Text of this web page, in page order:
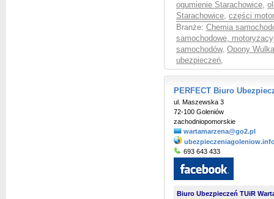
ogumienie Starachowice,
Starachowice, części
Branże: Chemia
samochodowe,
samochodów, Opony
ubezpieczeń,
PERFECT Biuro
ul. Maszewska 3
72-100 Goleniów
zachodniopomorskie
wartamarzena@go2.pl
693 643 433
Biuro Ubezpieczeń TUiR